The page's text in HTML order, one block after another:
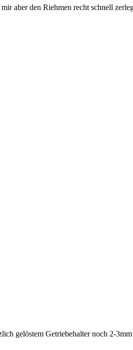
aber den Riehmen recht schnell
gelöstem Getriebehalter noch 2-